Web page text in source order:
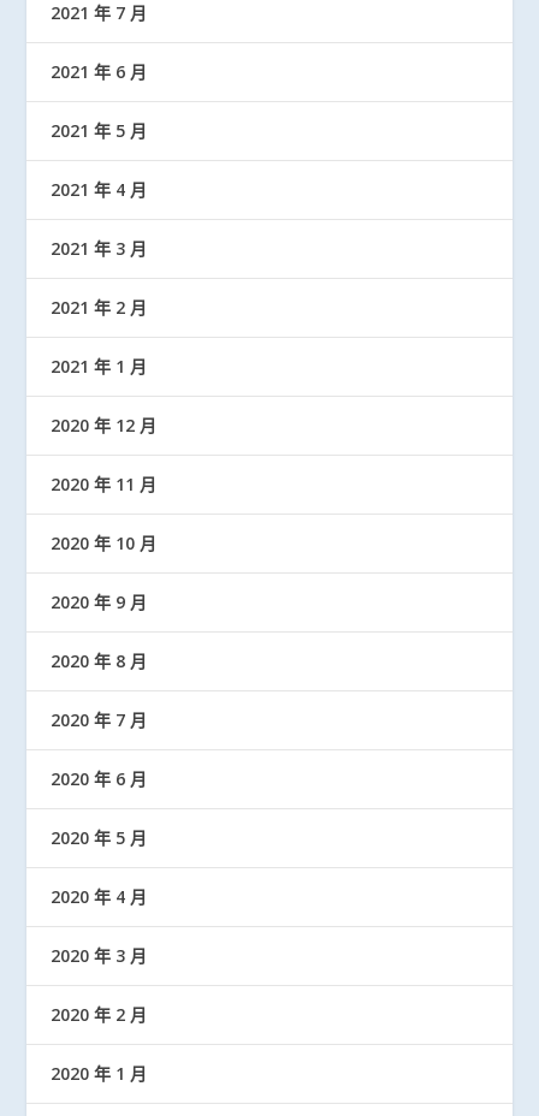
2021 年 7 月
2021 年 6 月
2021 年 5 月
2021 年 4 月
2021 年 3 月
2021 年 2 月
2021 年 1 月
2020 年 12 月
2020 年 11 月
2020 年 10 月
2020 年 9 月
2020 年 8 月
2020 年 7 月
2020 年 6 月
2020 年 5 月
2020 年 4 月
2020 年 3 月
2020 年 2 月
2020 年 1 月